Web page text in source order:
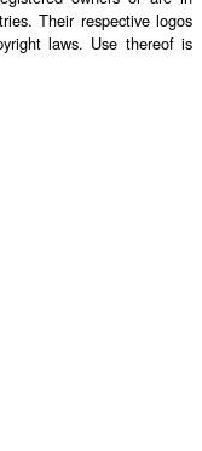
Their respective logos
laws. Use thereof is